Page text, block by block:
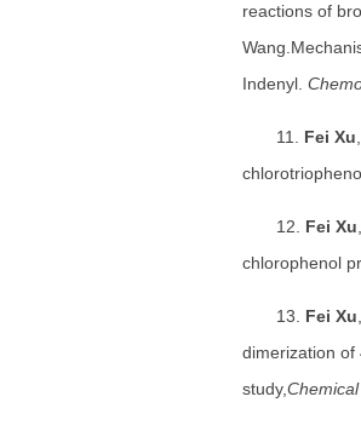
reactions of
Indenyl.
11. Fei Xu
12. Fei Xu
chlorophenol
13. Fei Xu
dimerization of
study,